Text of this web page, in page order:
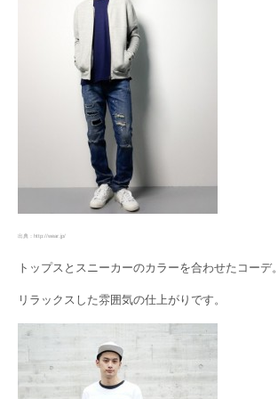
出典：http://wear.jp/
トップスとスニーカーのカラーを合わせたコーデ。
リラックスした雰囲気の仕上がりです。